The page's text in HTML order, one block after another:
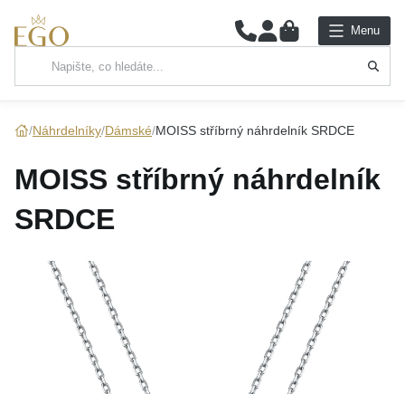
0 Menu
Hlavní kategorie
PRSTENY
NÁUŠNICE
Náhrdelníky Dámské MOISS stříbrný náhrdelník SRDCE
MOISS stříbrný náhrdelník
SRDCE